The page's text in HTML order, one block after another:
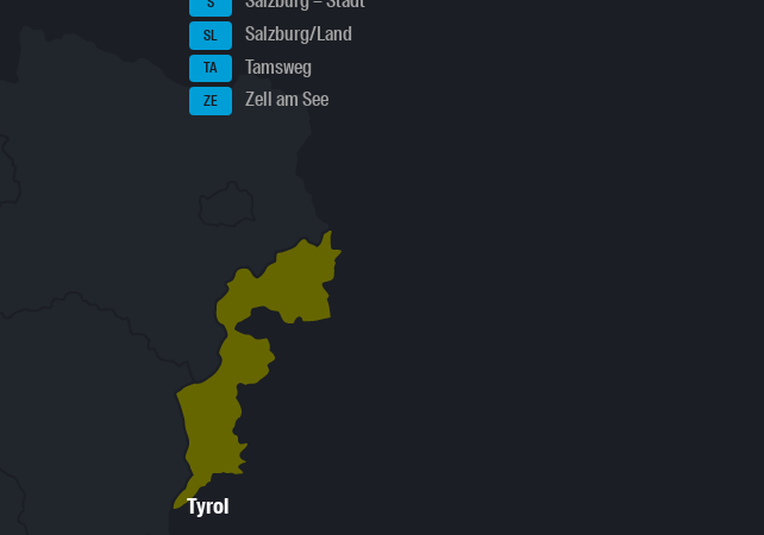
SL Salzburg/Land
TA Tamsweg
ZE Zell am See
Tyrol